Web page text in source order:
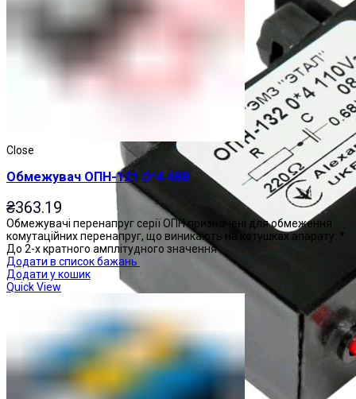
Close
Обмежувач ОПН-121 О*4 48В
₴363.19
Обмежувачі перенапруг серії ОПН призначені для обмеження
комутаційних перенапруг, що виникають на котушках апарату: *
До 2-х кратного амплітудного значення
Додати в список бажань
Додати у кошик
Quick View